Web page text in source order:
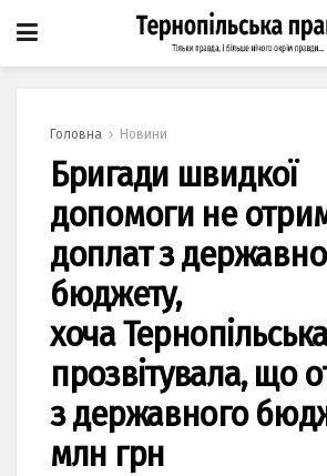
Головна Новини
Бригади швидкої
допомоги не
доплат з
бюджету,
хоча
прозвітувала, що
з державного
млн грн